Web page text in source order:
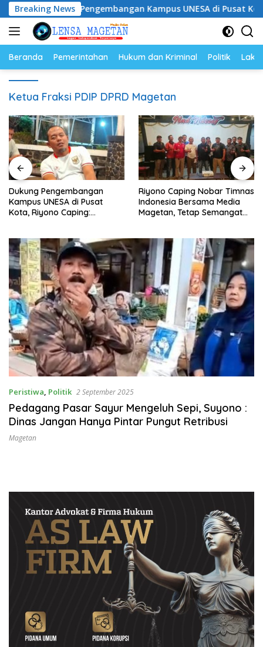
Langsung
ke
konten
Breaking News
Dukung Pengembangan Kampus UNESA di Pusat Kota,
Beranda Pemerintahan Hukum dan Kriminal Politik
Ketua Fraksi PDIP DPRD Magetan
Dukung Pengembangan
Kampus UNESA di Pusat
Kota, Riyono Caping:
Riyono Caping Nobar Timnas
Indonesia Bersama Media
Magetan, Tetap Semangat
Peristiwa, Politik 2 September 2025
Pedagang Pasar Sayur Mengeluh Sepi, Suyono :
Dinas Jangan Hanya Pintar Pungut Retribusi
Magetan